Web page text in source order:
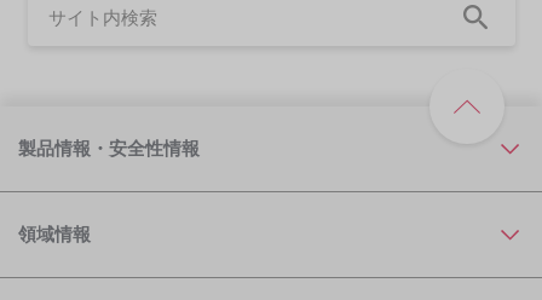
製品情報・安全性情報
領域情報